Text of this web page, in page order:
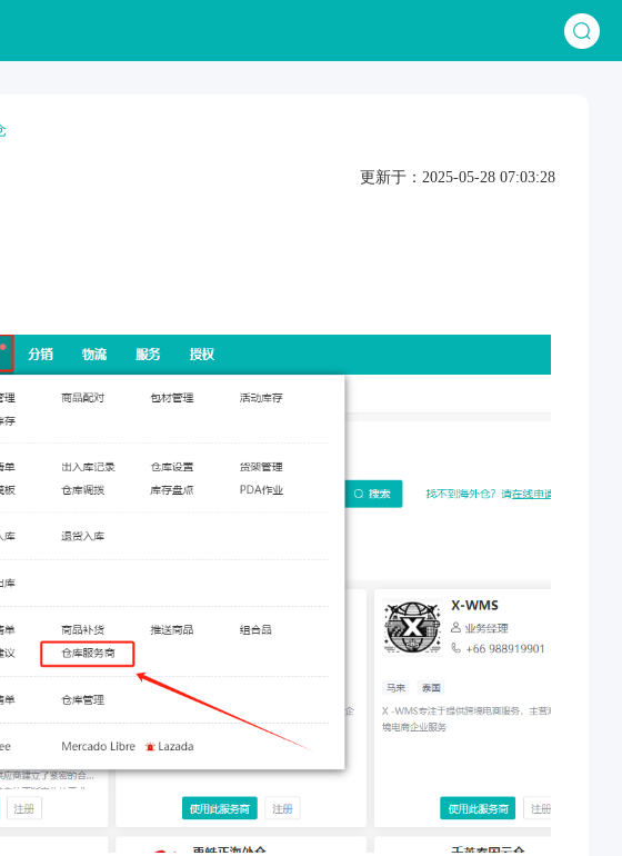
更新于：2025-05-28 07:03:28